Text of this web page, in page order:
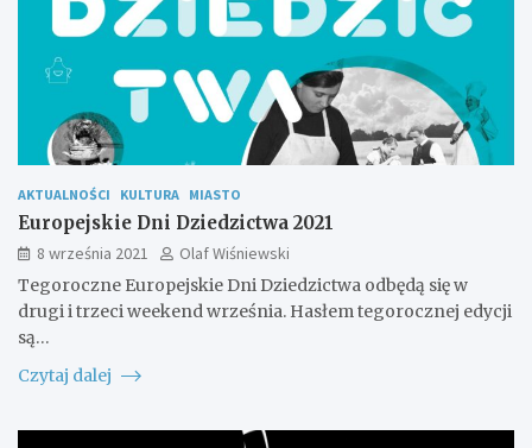
AKTUALNOŚCI KULTURA MIASTO
Europejskie Dni Dziedzictwa 2021
8 września 2021
Olaf Wiśniewski
Tegoroczne Europejskie Dni Dziedzictwa odbędą się w
drugi i trzeci weekend września. Hasłem tegorocznej edycji
są…
Czytaj dalej